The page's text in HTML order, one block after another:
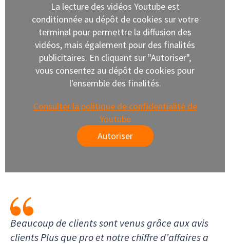
La lecture des vidéos Youtube est
conditionnée au dépôt de cookies sur votre
terminal pour permettre la diffusion des
vidéos, mais également pour des finalités
publicitaires. En cliquant sur "Autoriser",
vous consentez au dépôt de cookies pour
l'ensemble des finalités.
Consulter la politique de confidentialité de
Youtube
Autoriser
Beaucoup de clients sont venus grâce aux avis
clients Plus que pro et notre chiffre d’affaires a